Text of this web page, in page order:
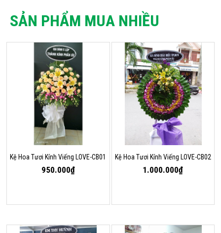
SẢN PHẨM MUA NHIỀU
Kệ Hoa Tươi Kính Viếng LOVE-CB01
950.000₫
Kệ Hoa Tươi Kính Viếng LOVE-CB02
1.000.000₫